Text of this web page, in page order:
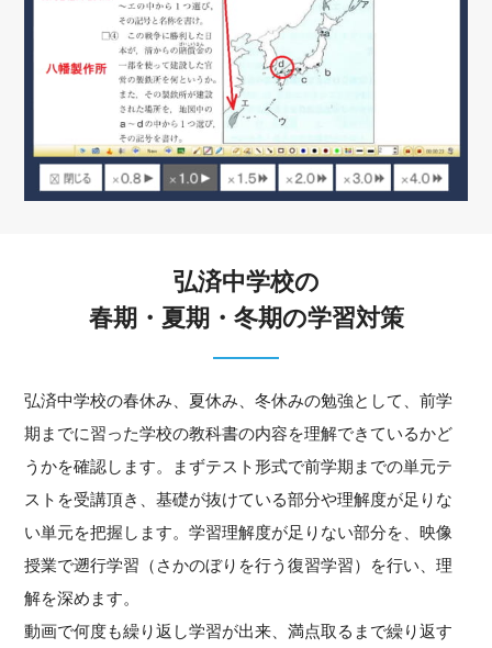
弘済中学校の
春期・夏期・冬期の学習対策
弘済中学校の春休み、夏休み、冬休みの勉強として、前学
期までに習った学校の教科書の内容を理解できているかど
うかを確認します。まずテスト形式で前学期までの単元テ
ストを受講頂き、基礎が抜けている部分や理解度が足りな
い単元を把握します。学習理解度が足りない部分を、映像
授業で遡行学習（さかのぼりを行う復習学習）を行い、理
解を深めます。
動画で何度も繰り返し学習が出来、満点取るまで繰り返す